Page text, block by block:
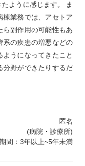
ように感じます。 ま
棟業務では、アセトア
ら副作用の可能性もあ
系の疾患の増悪などの
うになってきたこと
分野ができたりするだ
匿名
(病院・診療所)
間：3年以上~5年未満